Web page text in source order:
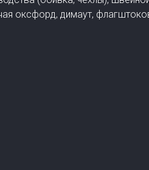
оксфорд, димаут,